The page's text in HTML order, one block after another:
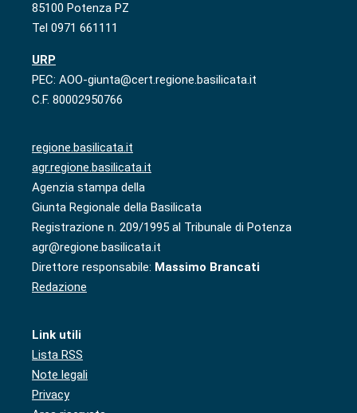
85100 Potenza PZ
Tel 0971 661111
URP
PEC: AOO-giunta@cert.regione.basilicata.it
C.F. 80002950766
regione.basilicata.it
agr.regione.basilicata.it
Agenzia stampa della
Giunta Regionale della Basilicata
Registrazione n. 209/1995 al Tribunale di Potenza
agr@regione.basilicata.it
Direttore responsabile: Massimo Brancati
Redazione
Link utili
Lista RSS
Note legali
Privacy